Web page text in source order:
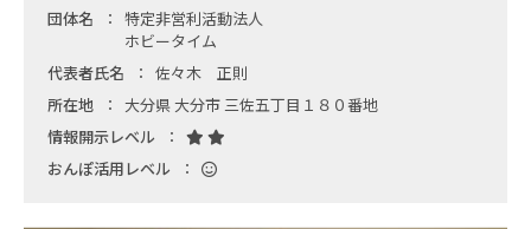
団体名
特定非営利活動法人
ホビータイム
代表者氏名
佐々木 正則
所在地
大分県 大分市 三佐五丁目１８０番地
情報開示レベル
おんぽ活用レベル